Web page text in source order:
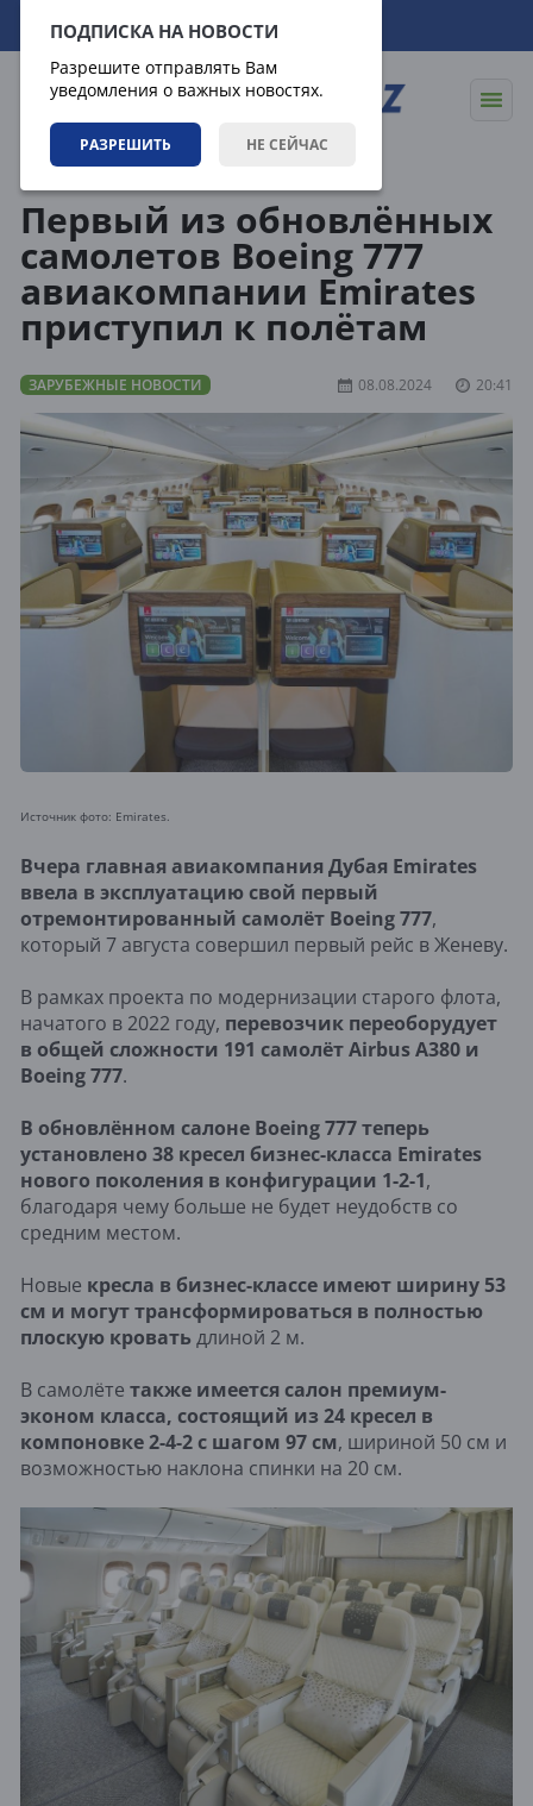
ПОДПИСКА НА НОВОСТИ
Разрешите отправлять Вам
уведомления о важных новостях.
РАЗРЕШИТЬ НЕ СЕЙЧАС
08.08.2026 02:18:06
Первый из обновлённых
самолетов Boeing 777
авиакомпании Emirates
приступил к полётам
ЗАРУБЕЖНЫЕ НОВОСТИ 08.08.2024 20:41
Источник фото: Emirates.
Вчера главная авиакомпания Дубая Emirates
ввела в эксплуатацию свой первый
отремонтированный самолёт Boeing 777,
который 7 августа совершил первый рейс в Женеву.
В рамках проекта по модернизации старого флота,
начатого в 2022 году, перевозчик переоборудует
в общей сложности 191 самолёт Airbus A380 и
Boeing 777.
В обновлённом салоне Boeing 777 теперь
установлено 38 кресел бизнес-класса Emirates
нового поколения в конфигурации 1-2-1,
благодаря чему больше не будет неудобств со
средним местом.
Новые кресла в бизнес-классе имеют ширину 53
см и могут трансформироваться в полностью
плоскую кровать длиной 2 м.
В самолёте также имеется салон премиум-
эконом класса, состоящий из 24 кресел в
компоновке 2-4-2 с шагом 97 см, шириной 50 см и
возможностью наклона спинки на 20 см.